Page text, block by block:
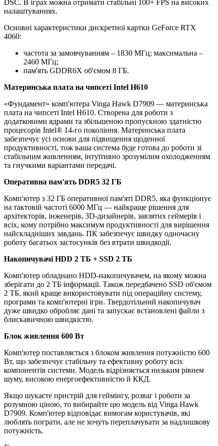
DSC. В іграх можна отримати стабільні 100+ FPS на високих
налаштуваннях.
Основні характеристики дискретної картки GeForce RTX
4060:
частота за замовчуванням – 1830 МГц; максимальна –
2460 МГц;
пам'ять GDDR6X об'ємом 8 ГБ.
Материнська плата на чипсеті Intel H610
«Фундамент» комп'ютера Vinga Hawk D7909 — материнська
плата на чипсеті Intel H610. Створена для роботи з
додатковими ядрами та збільшеною пропускною здатністю
процесорів Intel® 14-го покоління. Материнська плата
забезпечує усі основи для підвищення щоденної
продуктивності, тож ваша система буде готова до роботи зі
стабільним живленням, інтуїтивно зрозумілим охолодженням
та гнучкими варіантами передачі.
Оперативна пам'ять DDR5 32 ГБ
Комп'ютер з 32 ГБ оперативної пам'яті DDR5, яка функціонує
на тактовій частоті 6000 МГц — найкраще рішення для
архітекторів, інженерів, 3D-дизайнерів, завзятих геймерів і
всіх, кому потрібно максимум продуктивності для вирішення
найскладніших завдань. ПК забезпечує швидку одночасну
роботу багатьох застосунків без втрати швидкодії.
Накопичувачі HDD 2 TБ + SSD 2 ТБ
Комп'ютер обладнано HDD-накопичувачем, на якому можна
зберігати до 2 ТБ інформації. Також передбачено SSD об'ємом
2 ТБ, який краще використовувати під операційну систему,
програми та комп'ютерні ігри. Твердотільний накопичувач
дуже швидко обробляє дані та запускає встановлені файли з
блискавичною швидкістю.
Блок живлення 600 Вт
Комп'ютер поставляється з блоком живлення потужністю 600
Вт, що забезпечує стабільну та ефективну роботу всіх
компонентів системи. Модель відрізняється низьким рівнем
шуму, високою енергоефективністю й ККД.
Якщо шукаєте пристрій для геймінгу, розваг і роботи за
розумною ціною, то вибирайте цю модель від Vinga Hawk
D7909. Комп'ютер відповідає вимогам користувачів, які
люблять пограти, але не хочуть переплачувати за надлишкову
потужність.